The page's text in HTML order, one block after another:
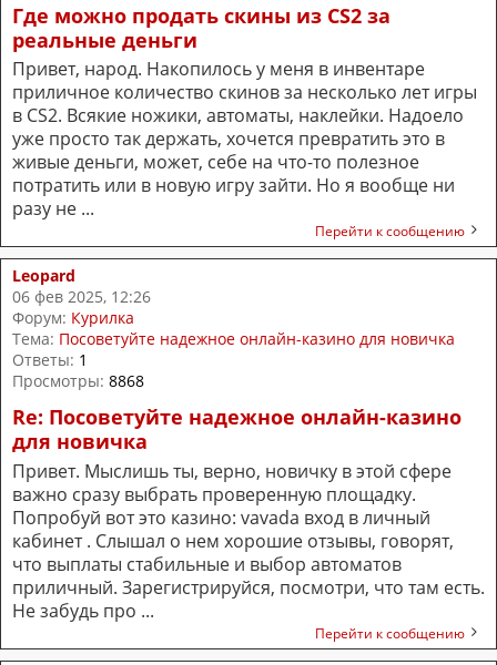
Где можно продать скины из CS2 за
реальные деньги
Привет, народ. Накопилось у меня в инвентаре
приличное количество скинов за несколько лет игры
в CS2. Всякие ножики, автоматы, наклейки. Надоело
уже просто так держать, хочется превратить это в
живые деньги, может, себе на что-то полезное
потратить или в новую игру зайти. Но я вообще ни
разу не ...
Перейти к сообщению
Leopard
06 фев 2025, 12:26
Форум: Курилка
Тема: Посоветуйте надежное онлайн-казино для новичка
Ответы: 1
Просмотры: 8868
Re: Посоветуйте надежное онлайн-казино
для новичка
Привет. Мыслишь ты, верно, новичку в этой сфере
важно сразу выбрать проверенную площадку.
Попробуй вот это казино: vavada вход в личный
кабинет . Слышал о нем хорошие отзывы, говорят,
что выплаты стабильные и выбор автоматов
приличный. Зарегистрируйся, посмотри, что там есть.
Не забудь про ...
Перейти к сообщению